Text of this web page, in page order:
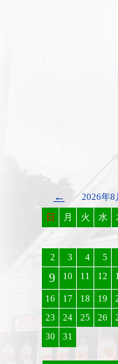
← 2026年8
日 月 火 水
2
3 4 5
9 10 11 12
16 17 18 19
23
24 25 26
30
31